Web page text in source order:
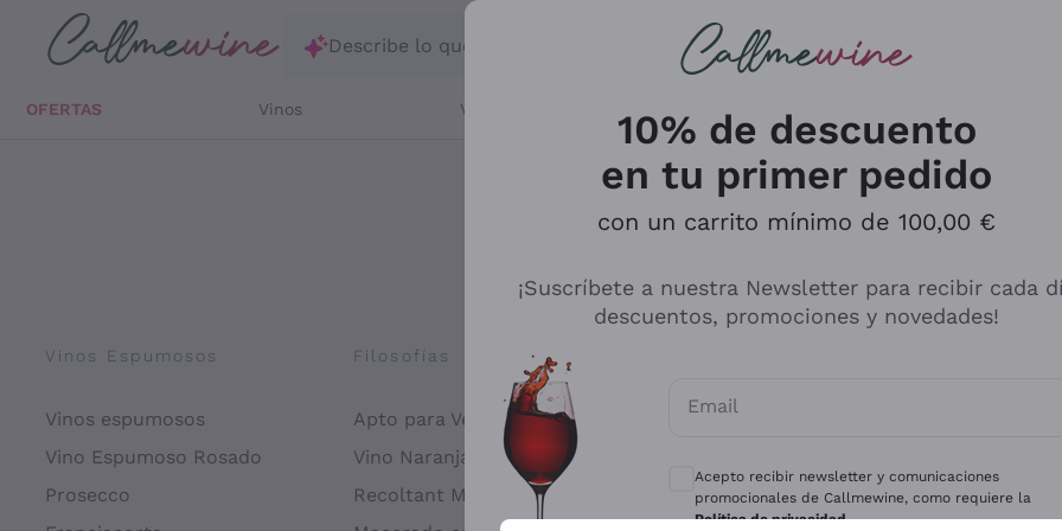
Saltar al contenido principal
Describe lo que estás buscando
OFERTAS Vinos Vinos Blancos
Vinos Espumosos
Vinos espumosos
Vino Espumoso Rosado
Prosecco
Filosofías
Apto para Veganos
Vino Naranja
Recoltant Manipulant
Antinori
Ca' del Bosco
Gavi
10% de descuento
en tu primer pedido
con un carrito mínimo de 100,00 €
¡Suscríbete a nuestra Newsletter para recibir cada
descuentos, promociones y novedades!
Email
Consentimientos opcionales para recibir
Acepto recibir newsletter y comunicaciones
promocionales de Callmewine, como requiere la
Política de privacidad